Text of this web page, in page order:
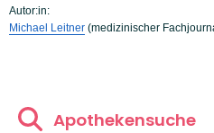
Autor:in:
Michael Leitner (medizinischer
Apothekensuche